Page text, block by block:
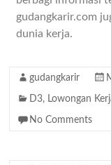
gudangkarir.com
dunia kerja.
gudangkarir
D3, Lowongan
No Comments